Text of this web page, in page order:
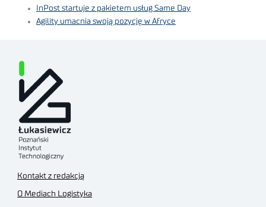
InPost startuje z pakietem usług Same Day
Agility umacnia swoją pozycję w Afryce
Kontakt z redakcją
O Mediach Logistyka